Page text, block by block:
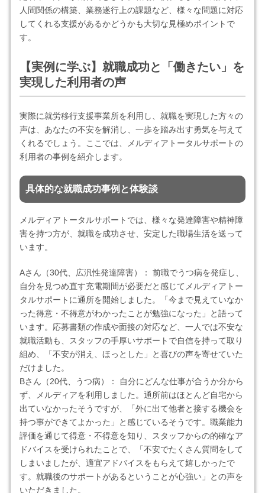
人間関係の構築、業務遂行上の課題など、様々な問題に対応
してくれる支援があるかどうかも大切な見極めポイントで
す。
【実例に学ぶ】就職成功と「働きたい」を
実現した利用者の声
実際に就労移行支援事業所を利用し、就職を実現した方々の
声は、あなたの不安を解消し、一歩を踏み出す勇気を与えて
くれるでしょう。ここでは、メルディアトータルサポートの
利用者の事例を紹介します。
具体的な就職成功事例と体験談
メルディアトータルサポートでは、様々な発達障害や精神障
害を持つ方が、就職を成功させ、安定した職場生活を送って
います。
Aさん（30代、広汎性発達障害）： 前職でうつ病を発症し、
自分を見つめ直す充電期間が必要だと感じてメルディアトー
タルサポートに通所を開始しました。「今まで見えていなか
った得意・不得意がわかったことが勉強になった」と語って
います。応募書類の作成や面接の対応など、一人では不安な
就職活動も、スタッフの手厚いサポートで自信を持って取り
組め、「不安が消え、ほっとした」と喜びの声を寄せていた
だけました。
Bさん（20代、うつ病）： 自分にどんな仕事が合うか分から
ず、メルディアを利用しました。通所前はほとんど自宅から
出ていなかったそうですが、「外に出て他者と接する機会を
持つ事ができてよかった」と感じているそうです。職業能力
評価を通じて得意・不得意を知り、スタッフからの的確なア
ドバイスを受けられたことで、「不安でたくさん質問をして
しまいましたが、適宜アドバイスをもらえて嬉しかったで
す。就職後のサポートがあるということが心強い」との声を
いただきました。